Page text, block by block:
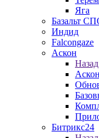
Яга
Базальт
Индид
Falcongaze
Аскон
Назад
Аскон
Битрикс24